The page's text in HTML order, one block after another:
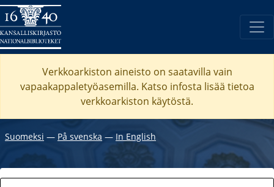
Verkkoarkiston aineisto on saatavilla vain
vapaakappaletyöasemilla. Katso infosta lisää tietoa
verkkoarkiston käytöstä.
Suomeksi ― På svenska ― In English